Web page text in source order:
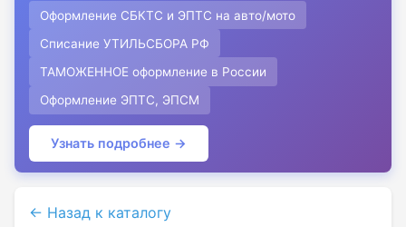
Оформление СБКТС и ЭПТС на авто/мото
Списание УТИЛЬСБОРА РФ
ТАМОЖЕННОЕ оформление в России
Оформление ЭПТС, ЭПСМ
Узнать подробнее →
← Назад к каталогу